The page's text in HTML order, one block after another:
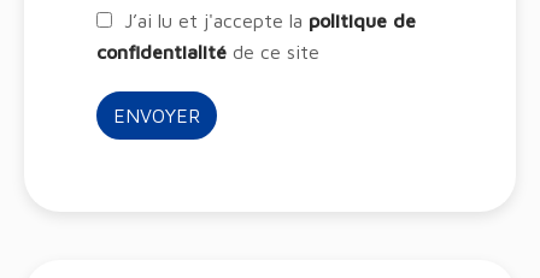
J’ai lu et j'accepte la politique de
confidentialité de ce site
ENVOYER